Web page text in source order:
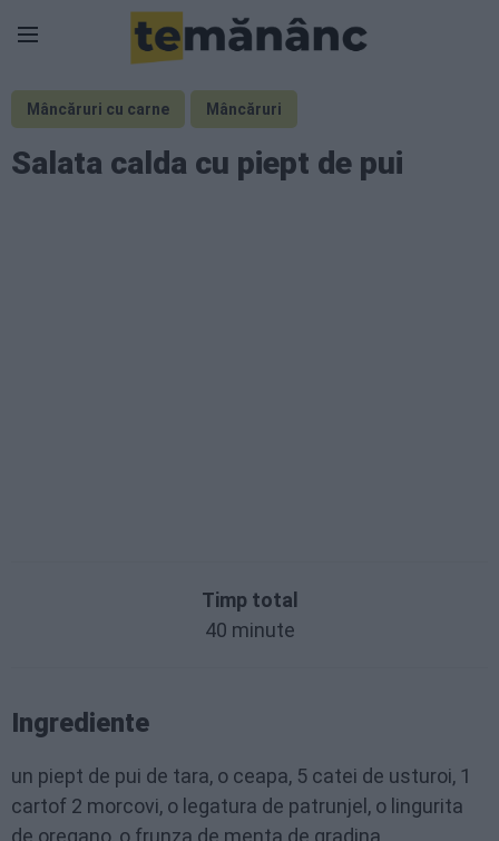
Mâncăruri cu carne Mâncăruri
Salata calda cu piept de pui
Timp total
40 minute
Ingrediente
un piept de pui de tara, o ceapa, 5 catei de usturoi, 1
cartof 2 morcovi, o legatura de patrunjel, o lingurita
de oregano, o frunza de menta de gradina